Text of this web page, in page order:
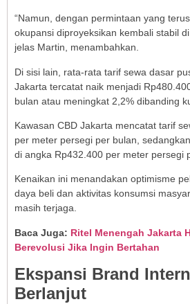
“Namun, dengan permintaan yang
okupansi diproyeksikan kembali stabil
jelas Martin, menambahkan.
Di sisi lain, rata-rata tarif sewa dasar
Jakarta tercatat naik menjadi
bulan atau meningkat 2,2% dibanding
Kawasan CBD Jakarta mencatat tarif
per meter persegi per bulan,
di angka Rp432.400 per meter persegi
Kenaikan ini menandakan optimisme
daya beli dan aktivitas konsumsi
masih terjaga.
Baca Juga: Ritel Menengah Jakarta
Berevolusi Jika Ingin Bertahan
Ekspansi Brand
Berlanjut